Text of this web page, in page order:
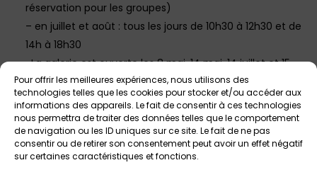
Pour offrir les meilleures expériences, nous utilisons des
technologies telles que les cookies pour stocker et/ou accéder aux
informations des appareils. Le fait de consentir à ces technologies
nous permettra de traiter des données telles que le comportement
de navigation ou les ID uniques sur ce site. Le fait de ne pas
consentir ou de retirer son consentement peut avoir un effet négatif
sur certaines caractéristiques et fonctions.
réservation pour les groupes)
– en juillet et août : tous les jours de 10h30 à 12h30 et de
14h à 18h30
-La galerie est ouverte les 8 mai, 14 mai, 14 juillet et 15
août aux horaires habituels.
Lieu : Galerie de Rohan, Place Saint-Thomas,
Landerneau.
Tarif : Gratuit pour tous.